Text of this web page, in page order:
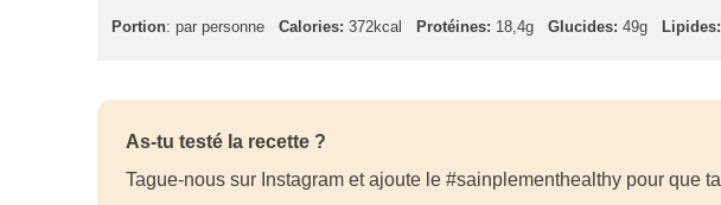
Portion: par personne Calories: 372kcal Protéines: 18,4g Glucides: 49g Lipides:
As-tu testé la recette ?
Tague-nous sur Instagram et ajoute le #sainplementhealthy pour que ta